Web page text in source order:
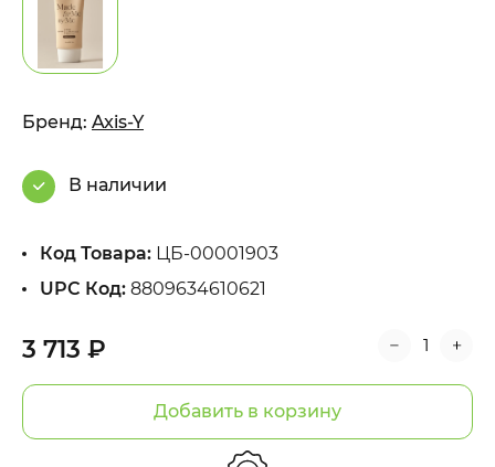
3 713 ₽
Добавить в корзину
Бренд: Axis-Y
В наличии
Код Товара: ЦБ-00001903
UPC Код: 8809634610621